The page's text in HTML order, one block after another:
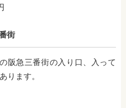
街
阪急三番街の入り口、入って
ります。